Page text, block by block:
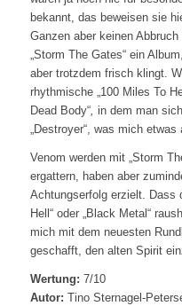
bekannt, das beweisen sie
Ganzen aber keinen
„Storm The Gates“ ein
aber trotzdem frisch klingt.
rhythmische „100 Miles To
Dead Body“, in dem man
„Destroyer“, was mich etwas
Venom werden mit „Storm
ergattern, haben aber
Achtungserfolg erzielt. Dass
Hell“ oder „Black Metal“
mich mit dem neuesten
geschafft, den alten Spirit
Wertung: 7/10
Autor: Tino Sternagel-